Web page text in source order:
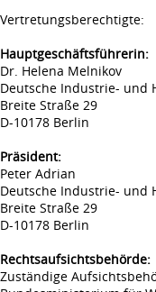
Vertretungsberechtigte:
Hauptgeschäftsführerin:
Dr. Helena Melnikov
Deutsche Industrie- und
Breite Straße 29
D-10178 Berlin
Präsident:
Peter Adrian
Deutsche Industrie- und
Breite Straße 29
D-10178 Berlin
Rechtsaufsichtsbehörde:
Zuständige